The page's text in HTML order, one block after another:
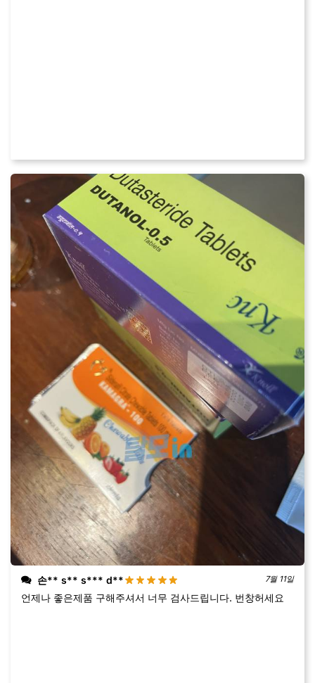
손** s** s*** d** 7월 11일
언제나 좋은제품 구해주셔서 너무 검사드립니다. 번창허세요